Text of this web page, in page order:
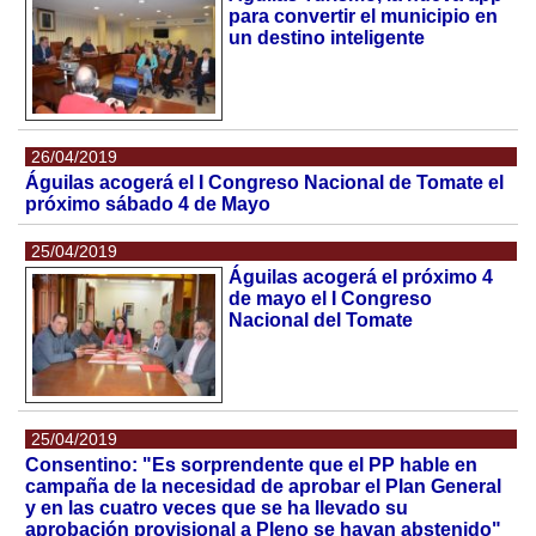
para convertir el municipio en
un destino inteligente
26/04/2019
Águilas acogerá el I Congreso Nacional de Tomate el
próximo sábado 4 de Mayo
25/04/2019
Águilas acogerá el próximo 4
de mayo el I Congreso
Nacional del Tomate
25/04/2019
Consentino: "Es sorprendente que el PP hable en
campaña de la necesidad de aprobar el Plan General
y en las cuatro veces que se ha llevado su
aprobación provisional a Pleno se hayan abstenido"